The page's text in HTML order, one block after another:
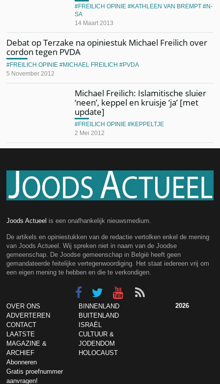
14 Maart 2013
FREILICH OPINIE KATHLEEN VAN BREMPT
N-
SA
Debat op Terzake na opiniestuk Michael Freilich over
cordon tegen PVDA
5 November 2012
FREILICH OPINIE MICHAEL FREILICH PVDA
Michael Freilich: Islamitische sluier
‘neen’, keppel en kruisje ‘ja’ [met
update]
2 Mei 2012
FREILICH OPINIE KEPPELTJE
Joods Actueel is een onafhankelijk nieuwsmedium.
De artikels en opiniestukken van de redactie vertolken enkel de mening
van Joods Actueel. Wij spreken niet in naam van de Joodse
gemeenschap. De Joodse gemeenschap in België heeft geen
gemandateerde feitelijke vertegenwoordiging. Het staat iedereen vrij om
een eigen mening te hebben en die te verkondigen.
OVER ONS
ADVERTEREN
CONTACT
LAATSTE
MAGAZINE &
ARCHIEF
Abonneren
Gratis proefnummer
aanvragen!
BINNENLAND
BUITENLAND
ISRAËL
CULTUUR &
JODENDOM
HOLOCAUST
2026